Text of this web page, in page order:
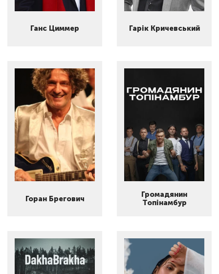
Ганс Циммер Гарік Кричевський
Горан Брегович
Громадянин
Топінамбур